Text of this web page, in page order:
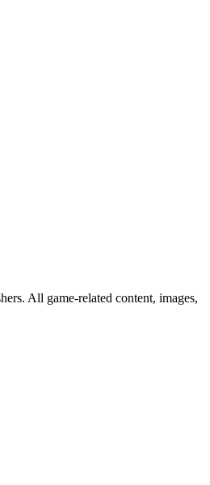
All game-related content, images,